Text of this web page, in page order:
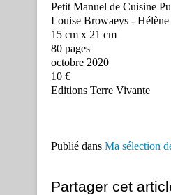
Petit Manuel de Cuisine
Louise Browaeys - Hélène
15 cm x 21 cm
80 pages
octobre 2020
10 €
Editions Terre Vivante
Publié dans Ma sélection
Partager cet